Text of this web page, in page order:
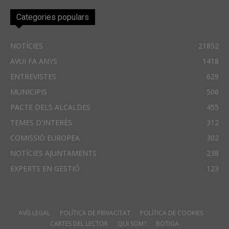
Categories populars
NOTÍCIES
21852
AVUI FA ANYS
1418
ENTREVISTES
629
MUNICIPIS
506
PACTE DELS ALCALDES
455
TEMES D'INTERÈS
312
COMISSIÓ EUROPEA
302
NOTÍCIES AJUNTAMENTS
238
EXPERTS EN GESTIÓ
123
AVÍS LEGAL POLÍTICA DE PRIVACITAT
POLÍTICA DE COOKIES
CARTES DEL LECTOR
QUI SOM? BOTIGA